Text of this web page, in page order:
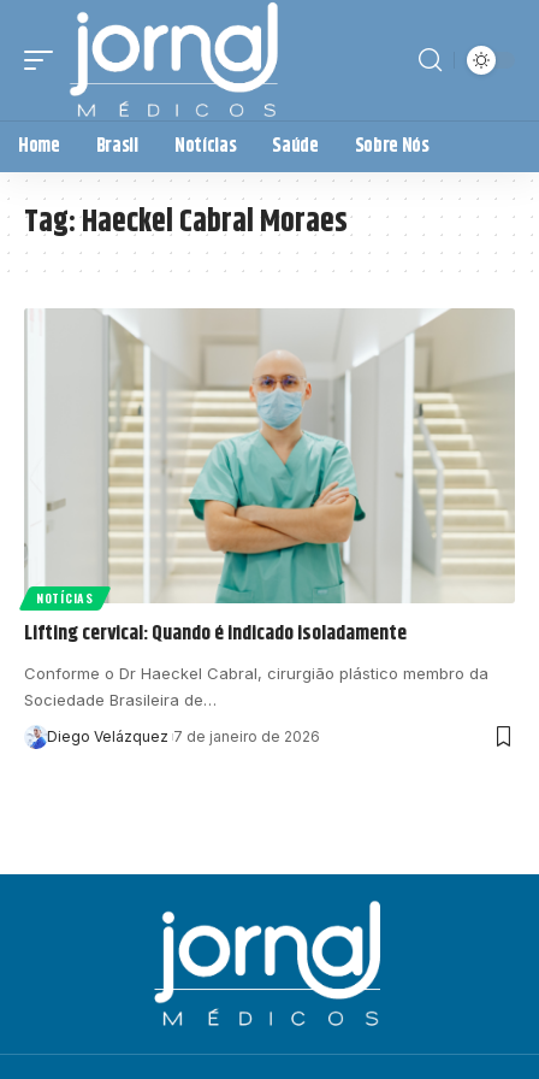
Home Brasil Notícias Saúde Sobre Nós
Tag:Haeckel Cabral Moraes
NOTÍCIAS
Lifting cervical: Quando é indicado isoladamente
Conforme o Dr Haeckel Cabral, cirurgião plástico membro da
Sociedade Brasileira de…
Diego Velázquez 7 de janeiro de 2026